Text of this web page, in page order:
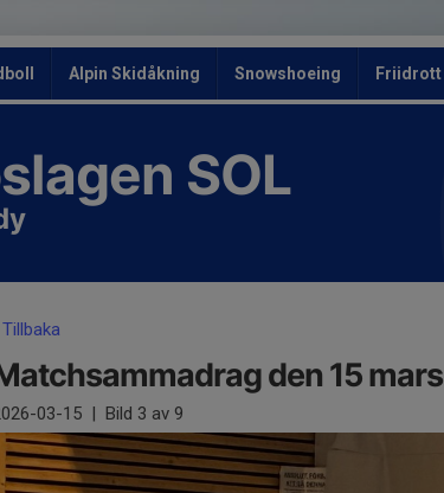
Alpin Skidåkning Snowshoeing Friidrott
SOL
Tillbaka
den 15 mars
03-15 | Bild 3 av 9